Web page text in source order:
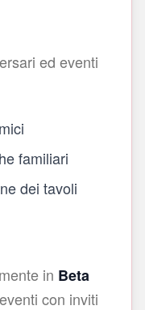
ed eventi
familiari
dei tavoli
in Beta
con inviti